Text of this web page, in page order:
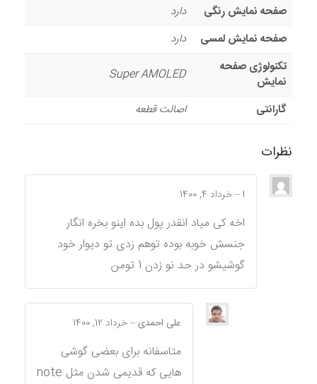
صفحه نمایش رنگی
دارد
صفحه نمایش لمسی
دارد
تکنولوژی صفحه
نمایش
Super AMOLED
گارانتی
اصالت قطعه
نظرات
ا–خرداد 4, 1400
اخه کی میاد انقدر پول بده اینو بخره انگار
جنسش خوبه بوده توهم زدی تو دیوار خود
گوشیشو در حد نو زدن 1 تومن
علی احمدی–خرداد 12, 1400
متاسفانه برای بعضی گوشی
هایی که قدیمی شدن مثل note